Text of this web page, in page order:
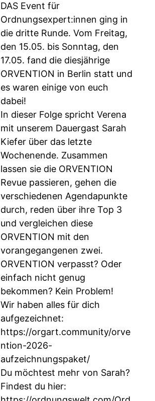
DAS Event für
Ordnungsexpert:innen ging in
die dritte Runde. Vom Freitag,
den 15.05. bis Sonntag, den
17.05. fand die diesjährige
ORVENTION in Berlin statt und
es waren einige von euch
dabei!
In dieser Folge spricht Verena
mit unserem Dauergast Sarah
Kiefer über das letzte
Wochenende. Zusammen
lassen sie die ORVENTION
Revue passieren, gehen die
verschiedenen Agendapunkte
durch, reden über ihre Top 3
und vergleichen diese
ORVENTION mit den
vorangegangenen zwei.
ORVENTION verpasst? Oder
einfach nicht genug
bekommen? Kein Problem!
Wir haben alles für dich
aufgezeichnet:
https://orgart.community/orve
ntion-2026-
aufzeichnungspaket/
Du möchtest mehr von Sarah?
Findest du hier: